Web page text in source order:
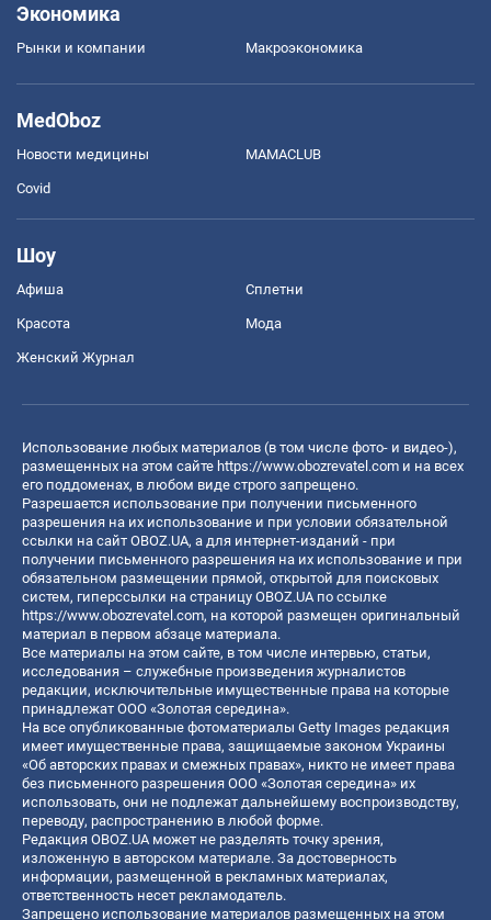
Экономика
Рынки и компании Mакроэкономика
MedOboz
Новости медицины MAMACLUB
Covid
Шоу
Афиша Сплетни
Красота Мода
Женский Журнал
Использование любых материалов (в том числе фото- и видео-),
размещенных на этом сайте https://www.obozrevatel.com и на всех
его поддоменах, в любом виде строго запрещено.
Разрешается использование при получении письменного
разрешения на их использование и при условии обязательной
ссылки на сайт OBOZ.UA, а для интернет-изданий - при
получении письменного разрешения на их использование и при
обязательном размещении прямой, открытой для поисковых
систем, гиперссылки на страницу OBOZ.UA по ссылке
https://www.obozrevatel.com, на которой размещен оригинальный
материал в первом абзаце материала.
Все материалы на этом сайте, в том числе интервью, статьи,
исследования – служебные произведения журналистов
редакции, исключительные имущественные права на которые
принадлежат ООО «Золотая середина».
На все опубликованные фотоматериалы Getty Images редакция
имеет имущественные права, защищаемые законом Украины
«Об авторских правах и смежных правах», никто не имеет права
без письменного разрешения ООО «Золотая середина» их
использовать, они не подлежат дальнейшему воспроизводству,
переводу, распространению в любой форме.
Редакция OBOZ.UA может не разделять точку зрения,
изложенную в авторском материале. За достоверность
информации, размещенной в рекламных материалах,
ответственность несет рекламодатель.
Запрещено использование материалов размещенных на этом